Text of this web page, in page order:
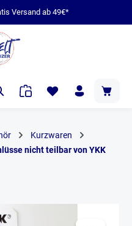
bis zu 10 Jahre
Kurzwaren
nicht teilbar von YKK